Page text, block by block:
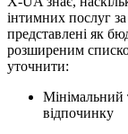
інтимних послуг
представлені як
розширеним
уточнити:
Мінімальний
відпочинку